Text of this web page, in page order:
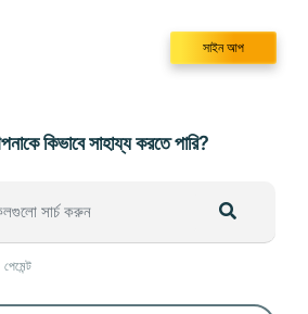
সাইন আপ
কিভাবে সাহায্য করতে পারি?
পেমেন্ট